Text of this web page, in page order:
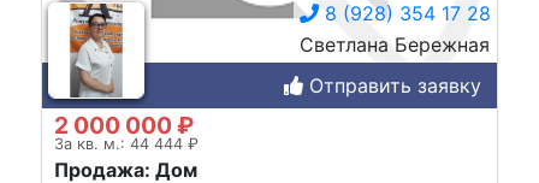
8 (928) 354 17 28
Светлана Бережная
Отправить заявку
2 000 000 ₽
За кв. м.: 44 444 ₽
Продажа: Дом